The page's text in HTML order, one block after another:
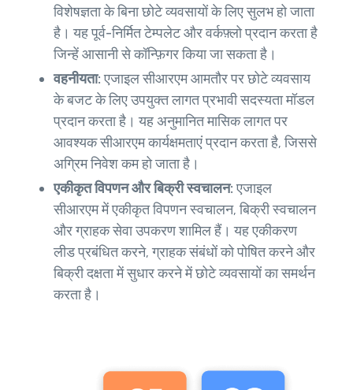
विशेषज्ञता के बिना छोटे व्यवसायों के लिए सुलभ हो जाता
है। यह पूर्व-निर्मित टेम्पलेट और वर्कफ़्लो प्रदान करता है
जिन्हें आसानी से कॉन्फ़िगर किया जा सकता है।
वहनीयता:एजाइल सीआरएम आमतौर पर छोटे व्यवसाय
के बजट के लिए उपयुक्त लागत प्रभावी सदस्यता मॉडल
प्रदान करता है। यह अनुमानित मासिक लागत पर
आवश्यक सीआरएम कार्यक्षमताएं प्रदान करता है, जिससे
अग्रिम निवेश कम हो जाता है।
एकीकृत विपणन और बिक्री स्वचालन:एजाइल
सीआरएम में एकीकृत विपणन स्वचालन, बिक्री स्वचालन
और ग्राहक सेवा उपकरण शामिल हैं। यह एकीकरण
लीड प्रबंधित करने, ग्राहक संबंधों को पोषित करने और
बिक्री दक्षता में सुधार करने में छोटे व्यवसायों का समर्थन
करता है।